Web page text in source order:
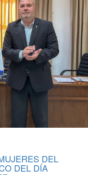
DEL
DEL DÍA